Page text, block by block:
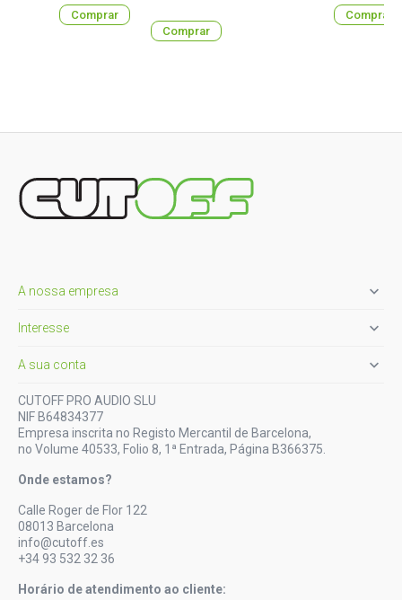
Comprar
Comprar
Comprar
A nossa empresa 
Interesse 
A sua conta 
CUTOFF PRO AUDIO SLU
NIF B64834377
Empresa inscrita no Registo Mercantil de Barcelona,
no Volume 40533, Folio 8, 1ª Entrada, Página B366375.
Onde estamos?
Calle Roger de Flor 122
08013 Barcelona
info@cutoff.es
+34 93 532 32 36
Horário de atendimento ao cliente: